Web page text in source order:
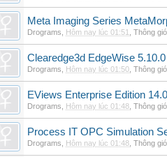
Meta Imaging Series
Drograms Hôm nay lúc 01:51 Thông
Clearedge3d EdgeWise 5.10.0
Drograms Hôm nay lúc 01:50 Thông
EViews Enterprise Edition 14.0
Drograms Hôm nay lúc 01:48 Thông
Process IT OPC Simulation
Drograms Hôm nay lúc 01:48 Thông